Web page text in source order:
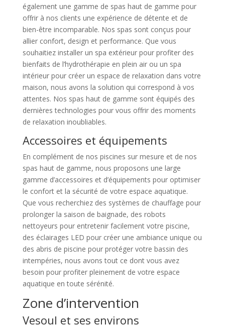
également une gamme de spas haut de gamme pour
offrir à nos clients une expérience de détente et de
bien-être incomparable. Nos spas sont conçus pour
allier confort, design et performance. Que vous
souhaitiez installer un spa extérieur pour profiter des
bienfaits de l’hydrothérapie en plein air ou un spa
intérieur pour créer un espace de relaxation dans votre
maison, nous avons la solution qui correspond à vos
attentes. Nos spas haut de gamme sont équipés des
dernières technologies pour vous offrir des moments
de relaxation inoubliables.
Accessoires et équipements
En complément de nos piscines sur mesure et de nos
spas haut de gamme, nous proposons une large
gamme d’accessoires et d’équipements pour optimiser
le confort et la sécurité de votre espace aquatique.
Que vous recherchiez des systèmes de chauffage pour
prolonger la saison de baignade, des robots
nettoyeurs pour entretenir facilement votre piscine,
des éclairages LED pour créer une ambiance unique ou
des abris de piscine pour protéger votre bassin des
intempéries, nous avons tout ce dont vous avez
besoin pour profiter pleinement de votre espace
aquatique en toute sérénité.
Zone d’intervention
Vesoul et ses environs